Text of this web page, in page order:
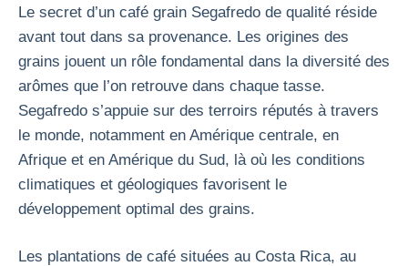
Le secret d’un café grain Segafredo de qualité réside
avant tout dans sa provenance. Les origines des
grains jouent un rôle fondamental dans la diversité des
arômes que l’on retrouve dans chaque tasse.
Segafredo s’appuie sur des terroirs réputés à travers
le monde, notamment en Amérique centrale, en
Afrique et en Amérique du Sud, là où les conditions
climatiques et géologiques favorisent le
développement optimal des grains.
Les plantations de café situées au Costa Rica, au